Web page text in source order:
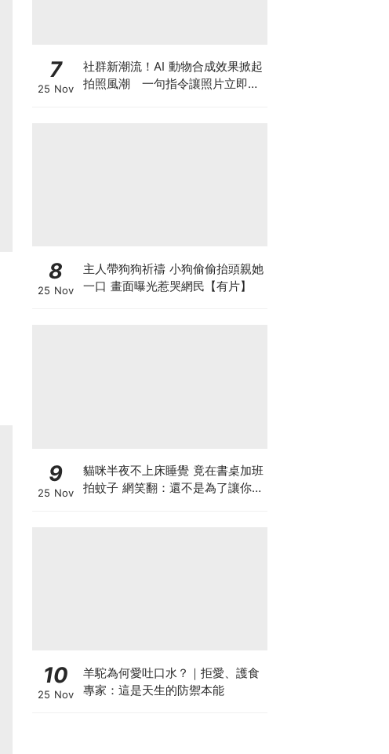
7
25 Nov
社群新潮流！AI 動物合成效果掀起
拍照風潮 一句指令讓照片立即升
8
25 Nov
主人帶狗狗祈禱 小狗偷偷抬頭親她
一口 畫面曝光惹哭網民【有片】
9
25 Nov
貓咪半夜不上床睡覺 竟在書桌加班
拍蚊子 網笑翻：還不是為了讓你睡
10
25 Nov
羊駝為何愛吐口水？｜拒愛、護食
專家：這是天生的防禦本能